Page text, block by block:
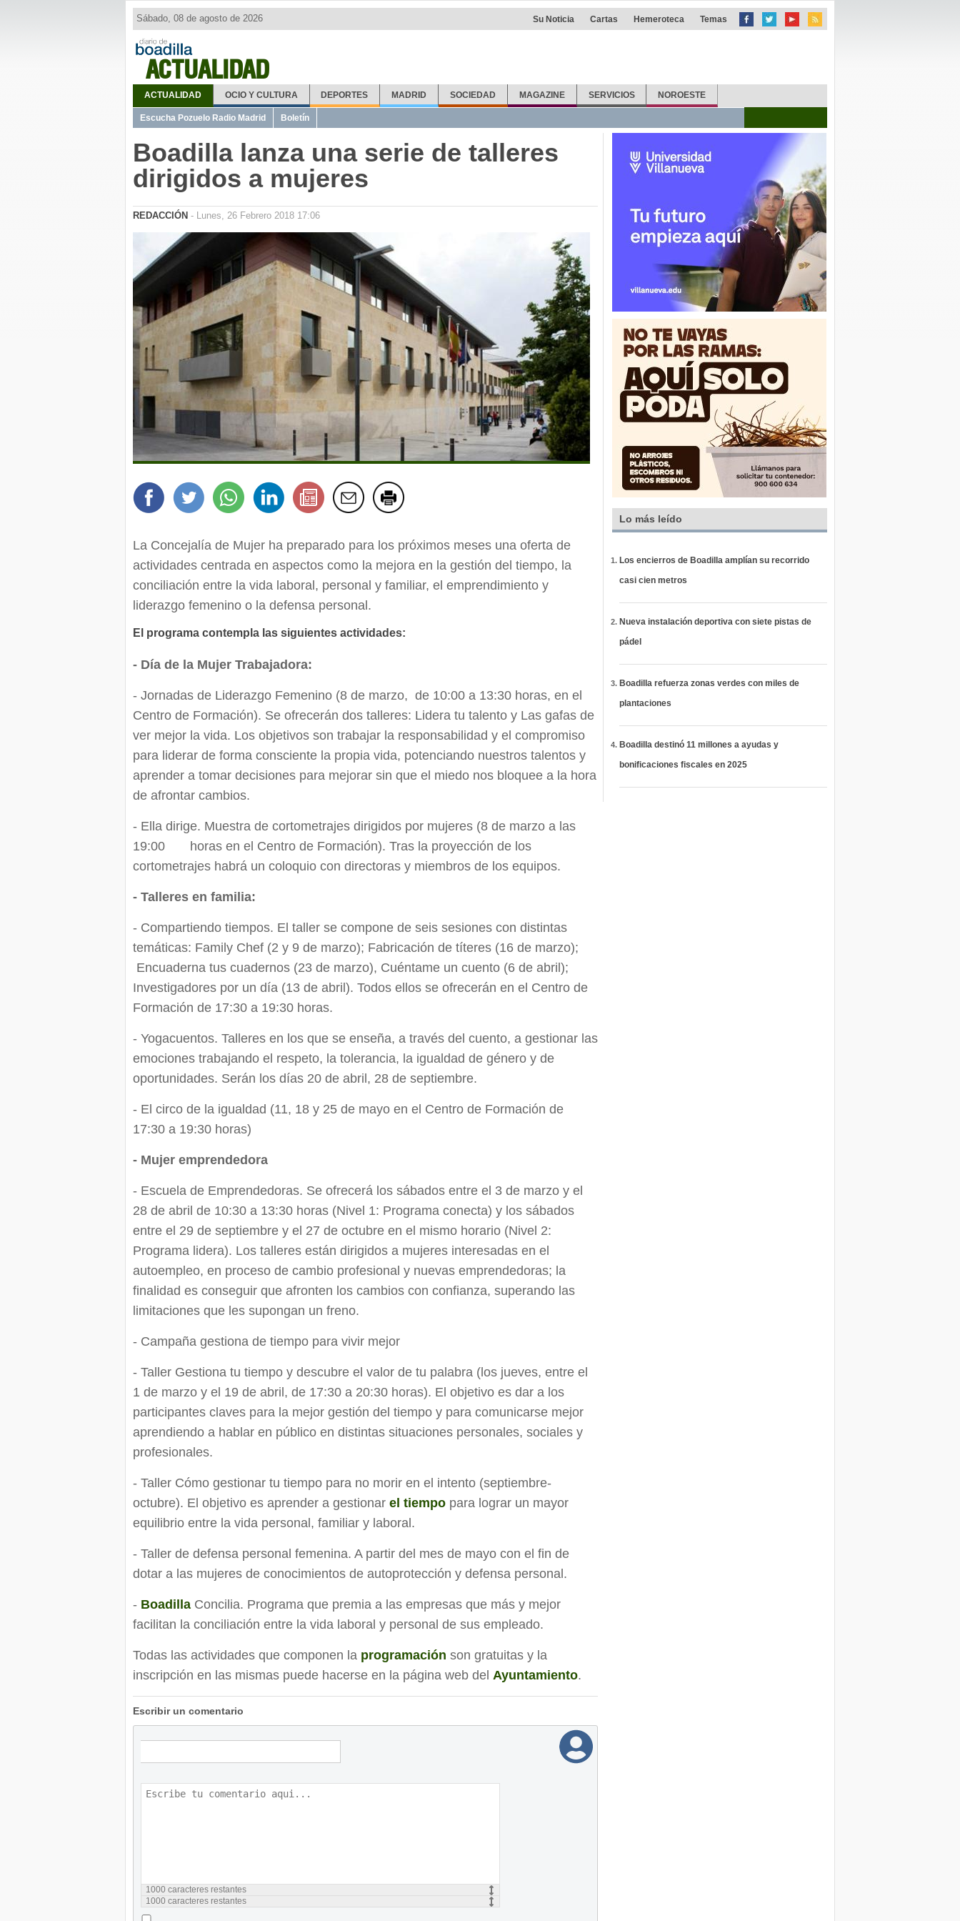
ACTUALIDAD
Sábado, 08 de agosto de 2026 Su Noticia Cartas Hemeroteca Temas
ACTUALIDAD OCIO Y CULTURA DEPORTES MADRID SOCIEDAD MAGAZINE SERVICIOS NOROESTE
Escucha Pozuelo Radio Madrid Boletín
Boadilla lanza una serie de talleres
dirigidos a mujeres
REDACCIÓN - Lunes, 26 Febrero 2018 17:06
La Concejalía de Mujer ha preparado para los próximos meses una oferta de
actividades centrada en aspectos como la mejora en la gestión del tiempo, la
conciliación entre la vida laboral, personal y familiar, el emprendimiento y
liderazgo femenino o la defensa personal.
El programa contempla las siguientes actividades:
- Día de la Mujer Trabajadora:
- Jornadas de Liderazgo Femenino (8 de marzo, de 10:00 a 13:30 horas, en el
Centro de Formación). Se ofrecerán dos talleres: Lidera tu talento y Las gafas de
ver mejor la vida. Los objetivos son trabajar la responsabilidad y el compromiso
para liderar de forma consciente la propia vida, potenciando nuestros talentos y
aprender a tomar decisiones para mejorar sin que el miedo nos bloquee a la hora
de afrontar cambios.
- Ella dirige. Muestra de cortometrajes dirigidos por mujeres (8 de marzo a las
19:00 horas en el Centro de Formación). Tras la proyección de los
cortometrajes habrá un coloquio con directoras y miembros de los equipos.
- Talleres en familia:
- Compartiendo tiempos. El taller se compone de seis sesiones con distintas
temáticas: Family Chef (2 y 9 de marzo); Fabricación de títeres (16 de marzo);
Encuaderna tus cuadernos (23 de marzo), Cuéntame un cuento (6 de abril);
Investigadores por un día (13 de abril). Todos ellos se ofrecerán en el Centro de
Formación de 17:30 a 19:30 horas.
- Yogacuentos. Talleres en los que se enseña, a través del cuento, a gestionar las
emociones trabajando el respeto, la tolerancia, la igualdad de género y de
oportunidades. Serán los días 20 de abril, 28 de septiembre.
- El circo de la igualdad (11, 18 y 25 de mayo en el Centro de Formación de
17:30 a 19:30 horas)
- Mujer emprendedora
- Escuela de Emprendedoras. Se ofrecerá los sábados entre el 3 de marzo y el
28 de abril de 10:30 a 13:30 horas (Nivel 1: Programa conecta) y los sábados
entre el 29 de septiembre y el 27 de octubre en el mismo horario (Nivel 2:
Programa lidera). Los talleres están dirigidos a mujeres interesadas en el
autoempleo, en proceso de cambio profesional y nuevas emprendedoras; la
finalidad es conseguir que afronten los cambios con confianza, superando las
limitaciones que les supongan un freno.
- Campaña gestiona de tiempo para vivir mejor
- Taller Gestiona tu tiempo y descubre el valor de tu palabra (los jueves, entre el
1 de marzo y el 19 de abril, de 17:30 a 20:30 horas). El objetivo es dar a los
participantes claves para la mejor gestión del tiempo y para comunicarse mejor
aprendiendo a hablar en público en distintas situaciones personales, sociales y
profesionales.
- Taller Cómo gestionar tu tiempo para no morir en el intento (septiembre-
octubre). El objetivo es aprender a gestionar el tiempo para lograr un mayor
equilibrio entre la vida personal, familiar y laboral.
- Taller de defensa personal femenina. A partir del mes de mayo con el fin de
dotar a las mujeres de conocimientos de autoprotección y defensa personal.
- Boadilla Concilia. Programa que premia a las empresas que más y mejor
facilitan la conciliación entre la vida laboral y personal de sus empleado.
Todas las actividades que componen la programación son gratuitas y la
inscripción en las mismas puede hacerse en la página web del Ayuntamiento.
Escribir un comentario
1000 caracteres restantes
1000 caracteres restantes
Lo más leído
Los encierros de Boadilla amplían su recorrido
casi cien metros
Nueva instalación deportiva con siete pistas de
pádel
Boadilla refuerza zonas verdes con miles de
plantaciones
Boadilla destinó 11 millones a ayudas y
bonificaciones fiscales en 2025